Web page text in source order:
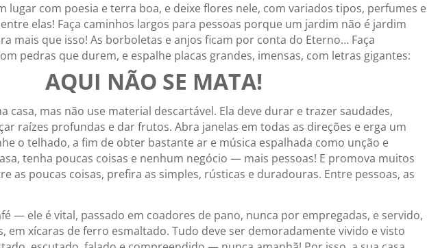
lugar com poesia e terra boa, e deixe flores nele, com variados tipos, perfumes e
elas! Faça caminhos largos para pessoas porque um jardim não é jardim
mais que isso! As borboletas e anjos ficam por conta do Eterno… Faça
pedras que durem, e espalhe placas grandes, imensas, com letras gigantes:
AQUI NÃO SE MATA!
casa, mas não use material descartável. Ela deve durar e trazer saudades,
raízes profundas e dar frutos. Abra janelas em todas as direções e erga um
o telhado, a fim de obter bastante ar e música espalhada como unção e
tenha poucas coisas e nenhum negócio — mais pessoas! E promova muitos
as poucas coisas, prefira as simples, rústicas e duradouras. Entre pessoas, as
— ele é vital, passado em coadores de pano, nunca por empregadas, e servido,
em xícaras de ferro esmaltado. Tudo deve ser demoradamente vivido e visto